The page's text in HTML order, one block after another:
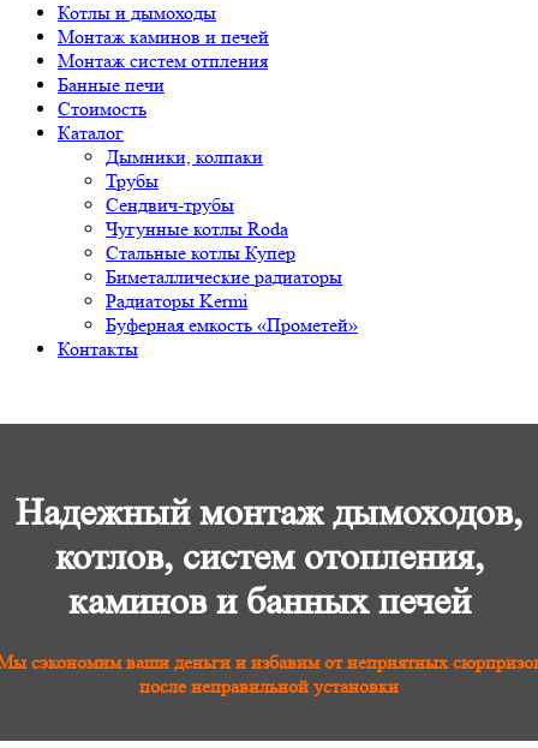
Котлы и дымоходы
Монтаж каминов и печей
Монтаж систем отпления
Банные печи
Стоимость
Каталог
Дымники, колпаки
Трубы
Сендвич-трубы
Чугунные котлы Roda
Стальные котлы Купер
Биметаллические радиаторы
Радиаторы Kermi
Буферная емкость «Прометей»
Контакты
Надежный монтаж дымоходов,
котлов, систем отопления,
каминов и банных печей
сэкономим ваши деньги и избавим от неприятных
после неправильной установки